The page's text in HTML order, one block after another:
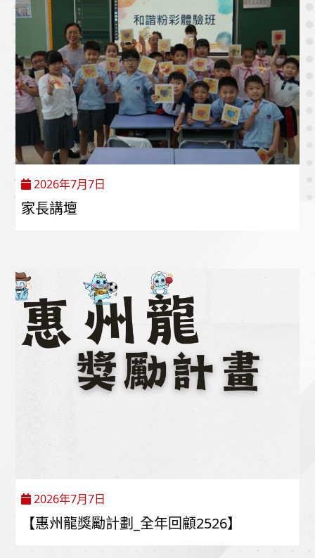
2026年7月7日
家長講壇
2026年7月7日
【惠州龍獎勵計劃_全年回顧2526】